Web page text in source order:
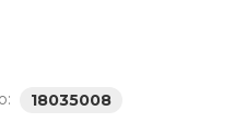
18035008